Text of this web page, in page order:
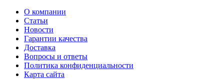
О компании
Статьи
Новости
Гарантии качества
Доставка
Вопросы и ответы
Политика конфиденциальности
Карта сайта